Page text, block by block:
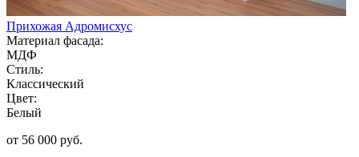
Прихожая Адромисхус
Материал фасада:
МДФ
Стиль:
Классический
Цвет:
Белый
от 56 000 руб.